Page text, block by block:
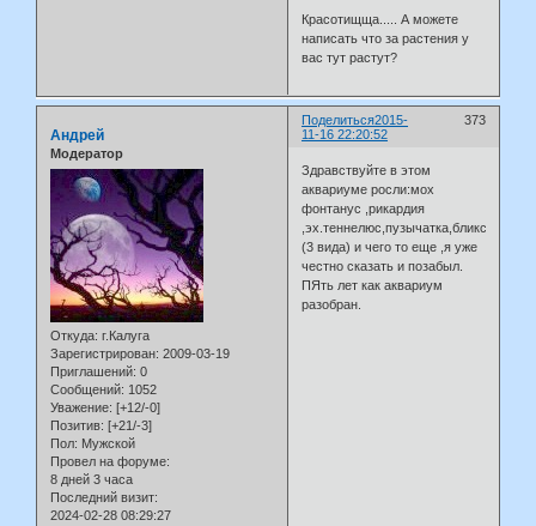
Красотищща..... А можете
написать что за растения у
вас тут растут?
Поделиться 373
2015-
11-16 22:20:52
Андрей
Модератор
Откуда: г.Калуга
Зарегистрирован: 2009-03-19
Приглашений: 0
Сообщений: 1052
Уважение: [+12/-0]
Позитив: [+21/-3]
Пол: Мужской
Провел на форуме:
8 дней 3 часа
Последний визит:
2024-02-28 08:29:27
Здравствуйте в этом
аквариуме росли:мох
фонтанус ,рикардия
,эх.теннелюс,пузычатка,бликса
(3 вида) и чего то еще ,я уже
честно сказать и позабыл.
ПЯть лет как аквариум
разобран.